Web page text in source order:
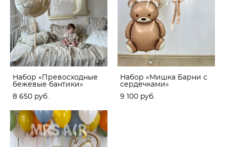
Набор «Превосходные
бежевые бантики»
8 650 pуб.
Набор «Мишка Барни с
сердечками»
9 100 pуб.